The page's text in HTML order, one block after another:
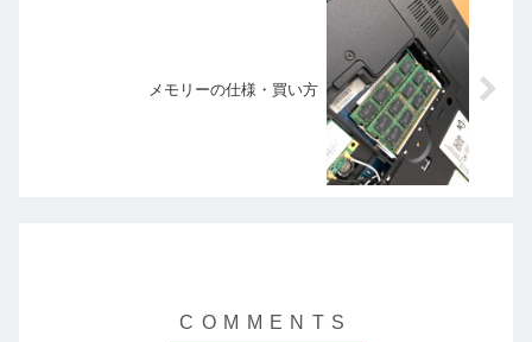
メモリーの仕様・買い方